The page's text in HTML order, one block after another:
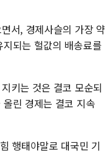
서, 경제사슬의 가장 약
되는 헐값의 배송료를
키는 것은 결코 모순되
린 경제는 결코 지속
행태야말로 대국민 기